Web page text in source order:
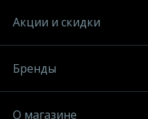
Акции и скидки
Бренды
О магазине